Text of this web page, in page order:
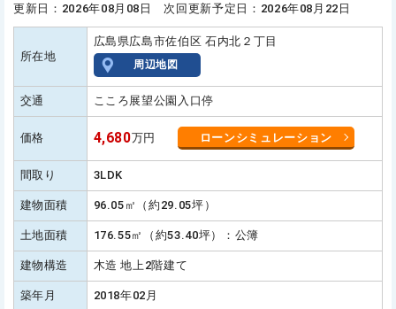
更新日：2026年08月08日 次回更新予定日：2026年08月22日
所在地
広島県広島市佐伯区 石内北２丁目
周辺地図
交通 こころ展望公園入口停
価格 4,680万円 ローンシミュレーション
間取り 3LDK
建物面積 96.05㎡（約29.05坪）
土地面積 176.55㎡（約53.40坪）：公簿
建物構造 木造 地上2階建て
築年月 2018年02月